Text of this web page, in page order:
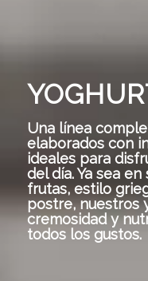
Una línea
elaborados con
ideales para
del día. Ya sea
frutas, estilo
postre, nuestros
cremosidad y
todos los gustos.